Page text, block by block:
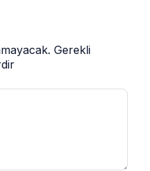
Gerekli